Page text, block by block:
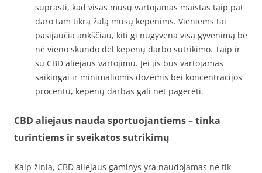
suprasti, kad visas mūsų vartojamas maistas taip pat
daro tam tikrą žalą mūsų kepenims. Vieniems tai
pasijaučia ankščiau, kiti gi nugyvena visą gyvenimą be
nė vieno skundo dėl kepenų darbo sutrikimo. Taip ir
su CBD aliejaus vartojimu. Jei jis bus vartojamas
saikingai ir minimaliomis dozėmis bei koncentracijos
procentu, kepenų darbas gali net pagerėti.
CBD aliejaus nauda sportuojantiems – tinka
turintiems ir sveikatos sutrikimų
Kaip žinia, CBD aliejaus gaminys yra naudojamas ne tik